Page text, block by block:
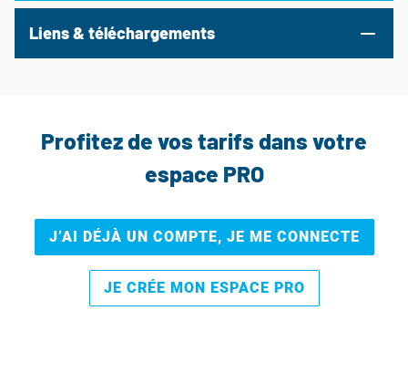
Liens & téléchargements
Profitez de vos tarifs dans votre
espace PRO
J’AI DÉJÀ UN COMPTE, JE ME CONNECTE
JE CRÉE MON ESPACE PRO